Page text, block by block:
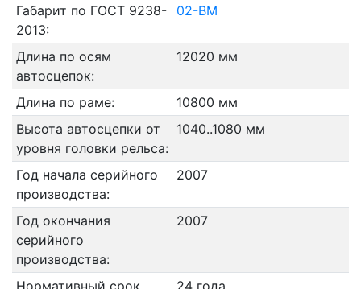
Габарит по ГОСТ 9238-
2013:
02-ВМ
Длина по осям
автосцепок:
12020 мм
Длина по раме:
10800 мм
Высота автосцепки от
уровня головки рельса:
1040..1080 мм
Год начала серийного
производства:
2007
Год окончания
серийного
производства:
2007
Нормативный срок
24 года